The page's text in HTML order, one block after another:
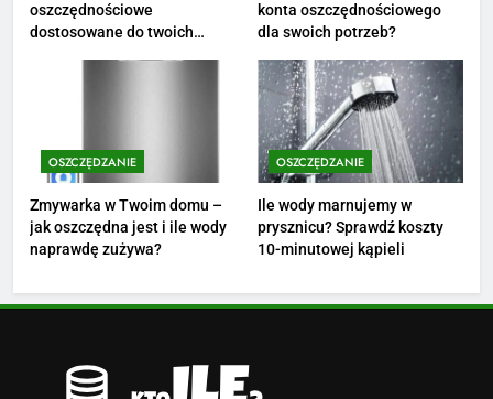
zarobki, dodatki i sposoby na
podwyżkę
Ile zarabia nauczyciel
matematyki: średnie zarobki,
dodatki i perspektywy
5
średnie zarobki na tym
oszczędnościowe
dostosowane do twoich
konta oszczędnościowego
dla swoich potrzeb?
OSZCZĘDZANIE
Zmywarka w Twoim domu –
jak oszczędna jest i ile wody
naprawdę zużywa?
OSZCZĘDZANIE
Ile wody marnujemy w
prysznicu? Sprawdź koszty
10-minutowej kąpieli